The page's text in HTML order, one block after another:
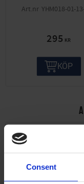
Consent
YHM018-01-
295 KR
KÖP